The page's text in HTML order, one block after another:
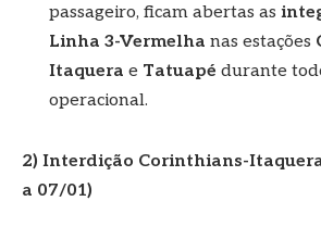
passageiro, ficam abertas as
Linha 3-Vermelha nas estações
Itaquera e Tatuapé durante
operacional.
2) Interdição Corinthians-
a 07/01)